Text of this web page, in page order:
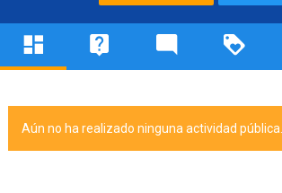
Aún no ha realizado ninguna actividad pública.